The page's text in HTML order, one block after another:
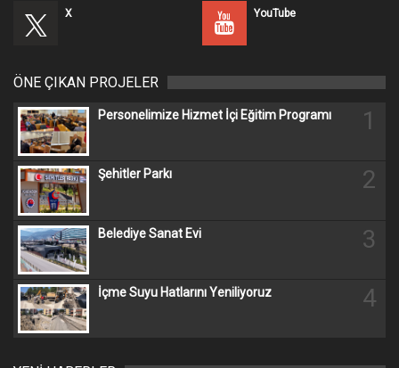
X YouTube
ÖNE ÇIKAN PROJELER
Personelimize Hizmet İçi Eğitim Programı 1
Şehitler Parkı 2
Belediye Sanat Evi 3
İçme Suyu Hatlarını Yeniliyoruz 4